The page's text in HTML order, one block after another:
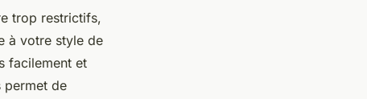
trop restrictifs,
à votre style de
facilement et
permet de